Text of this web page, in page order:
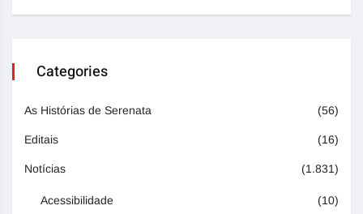
Categories
As Histórias de Serenata (56)
Editais (16)
Notícias (1.831)
Acessibilidade (10)